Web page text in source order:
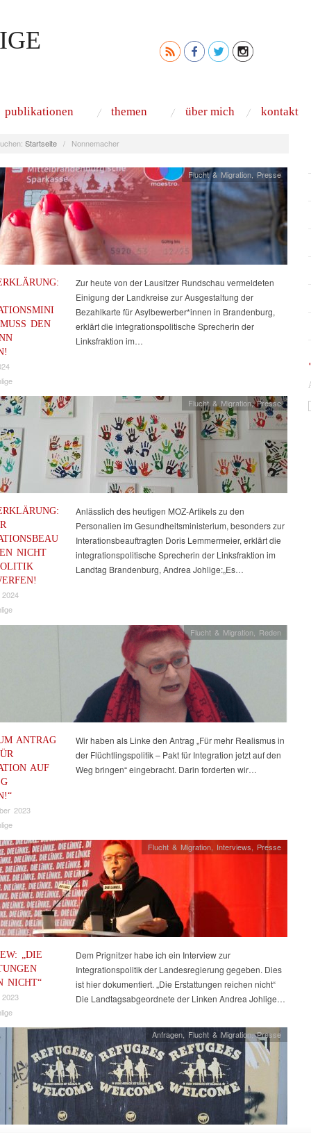
publikationen themen über mich kontakt
Startseite / Nonnemacher
DEN
Flucht & Migration Presse
Zur heute von der Lausitzer Rundschau vermeldeten
Einigung der Landkreise zur Ausgestaltung der
Bezahlkarte für Asylbewerber*innen in Brandenburg,
erklärt die integrationspolitische Sprecherin der
Linksfraktion im…
NICHT
Flucht & Migration,Presse
Anlässlich des heutigen MOZ-Artikels zu den
Personalien im Gesundheitsministerium, besonders zur
Interationsbeauftragten Doris Lemmermeier, erklärt die
integrationspolitische Sprecherin der Linksfraktion im
Landtag Brandenburg, Andrea Johlige:„Es…
ANTRAG
AUF
2023
Flucht & Migration Reden
Wir haben als Linke den Antrag „Für mehr Realismus in
der Flüchtlingspolitik – Pakt für Integration jetzt auf den
Weg bringen“ eingebracht. Darin forderten wir…
„DIE
NICHT“
Flucht & Migration, Interviews, Presse
Dem Prignitzer habe ich ein Interview zur
Integrationspolitik der Landesregierung gegeben. Dies
ist hier dokumentiert. „Die Erstattungen reichen nicht“
Die Landtagsabgeordnete der Linken Andrea Johlige…
Anfragen, Flucht & Migration,Presse